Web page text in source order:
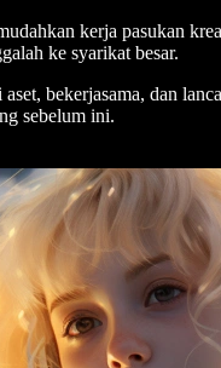
kerja pasukan
ke syarikat besar.
bekerjasama, dan
sebelum ini.